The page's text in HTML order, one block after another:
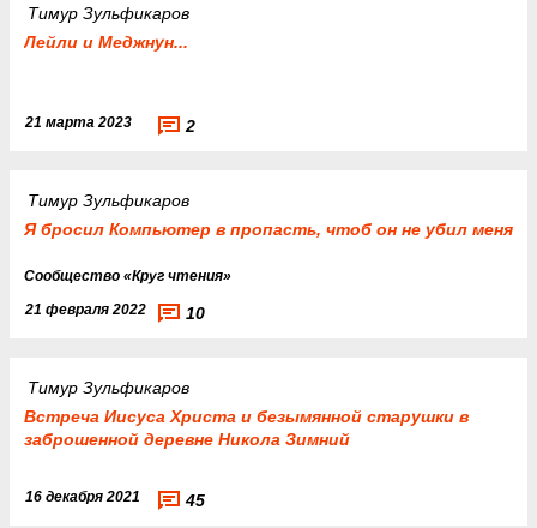
Тимур Зульфикаров
Лейли и Меджнун...
21 марта 2023 2
Тимур Зульфикаров
Я бросил Компьютер в пропасть, чтоб он не убил меня
21 февраля 2022
Cообщество «Круг чтения»
10
Тимур Зульфикаров
Встреча Иисуса Христа и безымянной старушки в
заброшенной деревне Никола Зимний
16 декабря 2021 45